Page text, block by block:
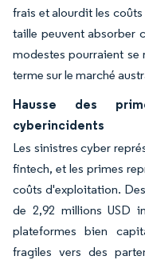
frais et alourdit les
taille peuvent absorber
modestes pourraient se
terme sur le marché
Hausse des
cyberincidents
Les sinistres cyber
fintech, et les primes
coûts d'exploitation.
de 2,92 millions USD
plateformes bien
fragiles vers des